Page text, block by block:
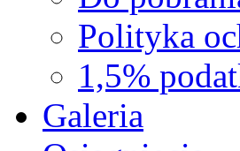
Polityka
1,5%
Galeria